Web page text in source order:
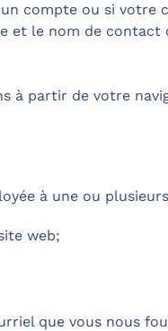
compte ou si
et le nom de contact
partir de votre
à une ou
web;
que vous nous